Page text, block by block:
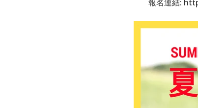
報名連結: